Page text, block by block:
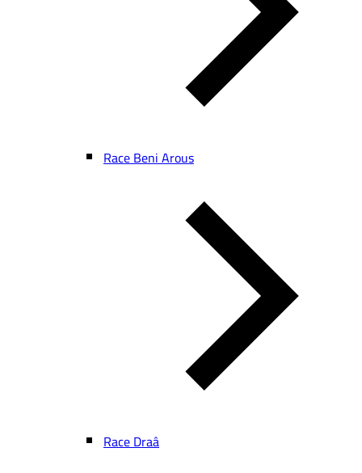
Race Beni Arous
Race Draâ